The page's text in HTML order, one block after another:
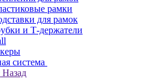
рамки
для рамок
и Т-держатели
система
Назад